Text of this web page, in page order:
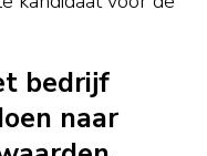
bedrijf
naar